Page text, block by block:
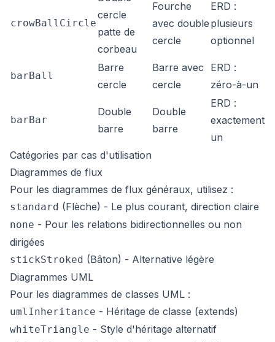
crowBallCircle
cercle
patte de
corbeau
Fourche
avec double
cercle
ERD :
plusieurs
optionnel
barBall
Barre
cercle
Barre avec
cercle
ERD :
zéro-à-un
barBar
Double
barre
Double
barre
ERD :
exactement
un
Catégories par cas d'utilisation
Diagrammes de flux
Pour les diagrammes de flux généraux, utilisez :
standard (Flèche) - Le plus courant, direction claire
none - Pour les relations bidirectionnelles ou non
dirigées
stickStroked (Bâton) - Alternative légère
Diagrammes UML
Pour les diagrammes de classes UML :
umlInheritance - Héritage de classe (extends)
whiteTriangle - Style d'héritage alternatif